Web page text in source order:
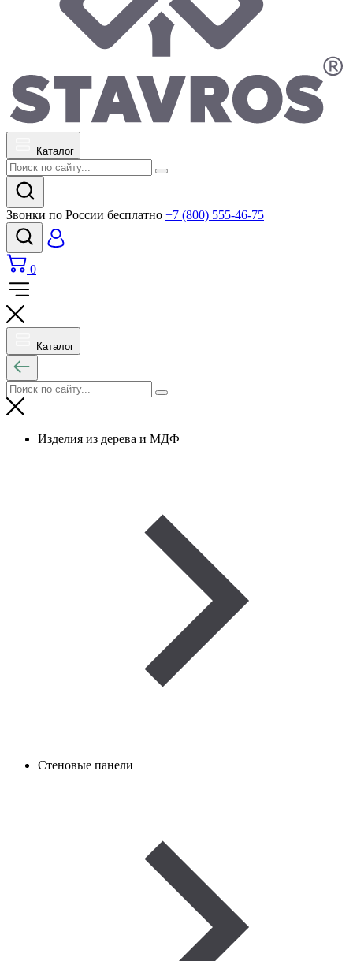
Каталог
Звонки по России бесплатно +7 (800) 555-46-75
0
Каталог
Изделия из дерева и МДФ
Стеновые панели